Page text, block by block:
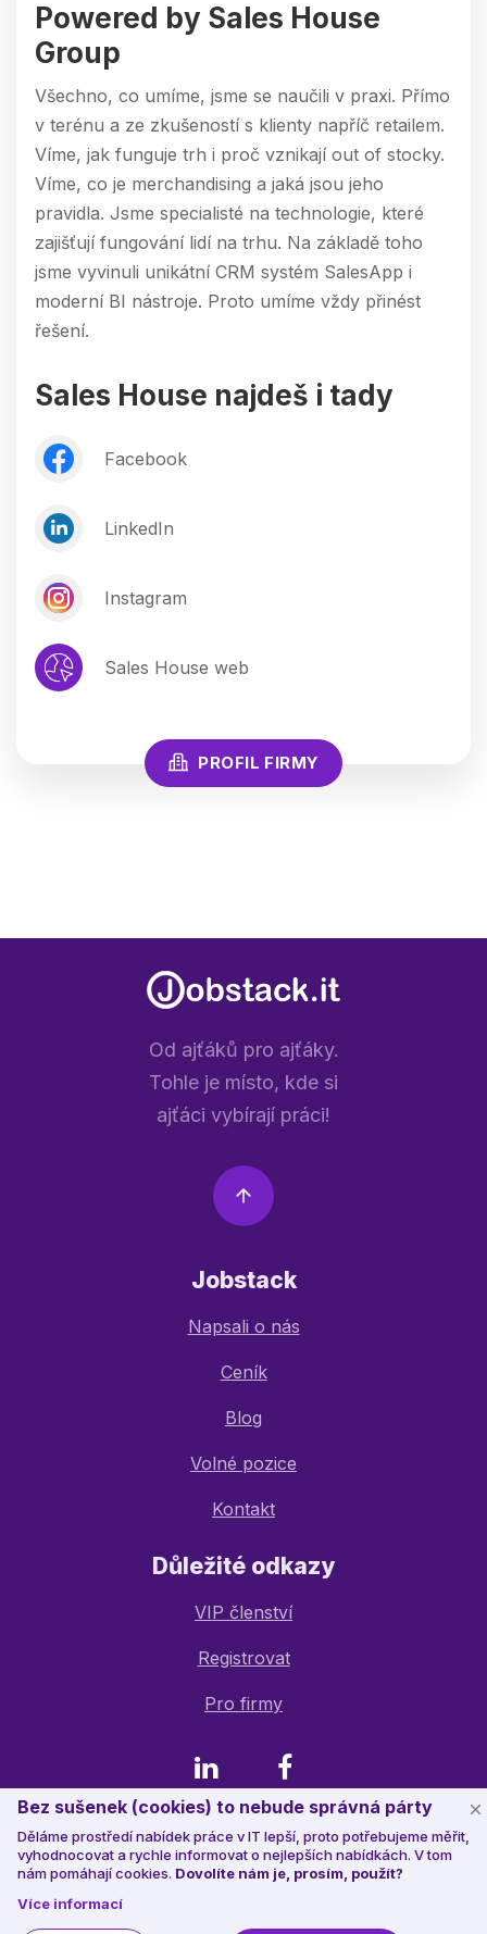
Bez sušenek (cookies) to nebude správná párty
Děláme prostředí nabídek práce v IT lepší, proto potřebujeme měřit,
vyhodnocovat a rychle informovat o nejlepších nabídkách. V tom
nám pomáhají cookies. Dovolíte nám je, prosím, použít?
Více informací
Powered by Sales House
Group
Všechno, co umíme, jsme se naučili v praxi. Přímo
v terénu a ze zkušeností s klienty napříč retailem.
Víme, jak funguje trh i proč vznikají out of stocky.
Víme, co je merchandising a jaká jsou jeho
pravidla. Jsme specialisté na technologie, které
zajišťují fungování lidí na trhu. Na základě toho
jsme vyvinuli unikátní CRM systém SalesApp i
moderní BI nástroje. Proto umíme vždy přinést
řešení.
Sales House najdeš i tady
Facebook
LinkedIn
Instagram
Sales House web
PROFIL FIRMY
Od ajťáků pro ajťáky.
Tohle je místo, kde si
ajťáci vybírají práci!
Jobstack
Napsali o nás
Ceník
Blog
Volné pozice
Kontakt
Důležité odkazy
VIP členství
Registrovat
Pro firmy
LinkedIn Facebook
© 2023 Jobstack.it, všechna práva vyhrazena